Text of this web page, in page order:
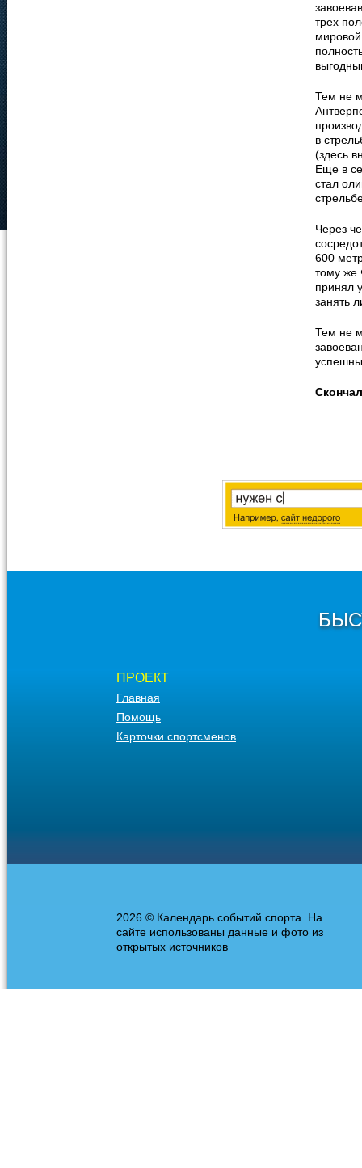
трех
Тем не
в
(здесь
Еще в
стал
Через
600
тому же
принял
занять
Тем не
ПРОЕКТ
Главная
Помощь
Карточки спортсменов
2026 © Календарь событий спорта. На
сайте использованы данные и фото из
открытых источников